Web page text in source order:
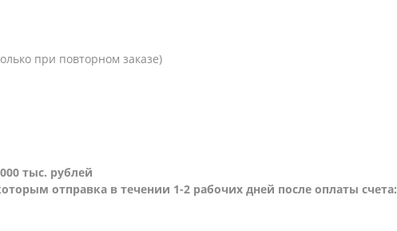
при повторном заказе)
тыс. рублей
отправка в течении 1-2 рабочих дней после оплаты счета: